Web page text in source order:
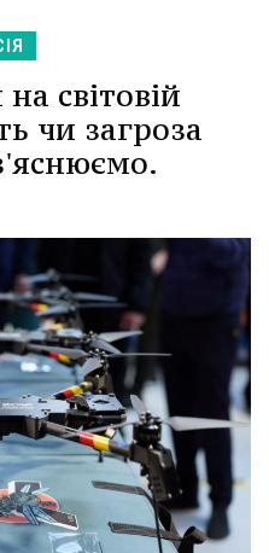
світовій
чи загроза